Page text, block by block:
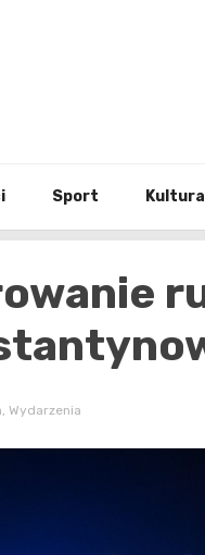
Sport Kultura
, Wydarzenia